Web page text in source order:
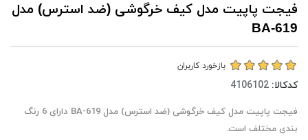
فیجت پاپیت مدل کیف خرگوشی (ضد استرس) مدل
BA-619
بازخورد کاربران
کدکالا:
فیجت پاپیت مدل کیف خرگوشی (ضد استرس) مدل BA-619 دارای 6 رنگ
بندی مختلف است.